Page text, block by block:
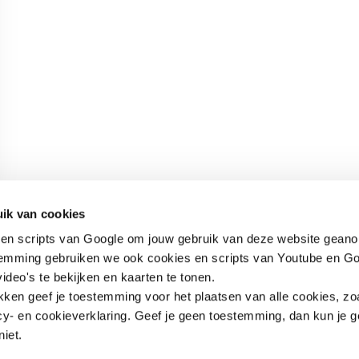
van cookies
scripts van Google om jouw gebruik van deze website
gebruiken we ook cookies en scripts van Youtube en
te bekijken en kaarten te tonen.
geef je toestemming voor het plaatsen van alle cookies,
en cookieverklaring. Geef je geen toestemming, dan kun je
profiel
Churchilllaan 11
3527 GV Utrecht
jeugd@hetccv.nl
06 - 103 20 372
Praktijkverhalen
Documenten